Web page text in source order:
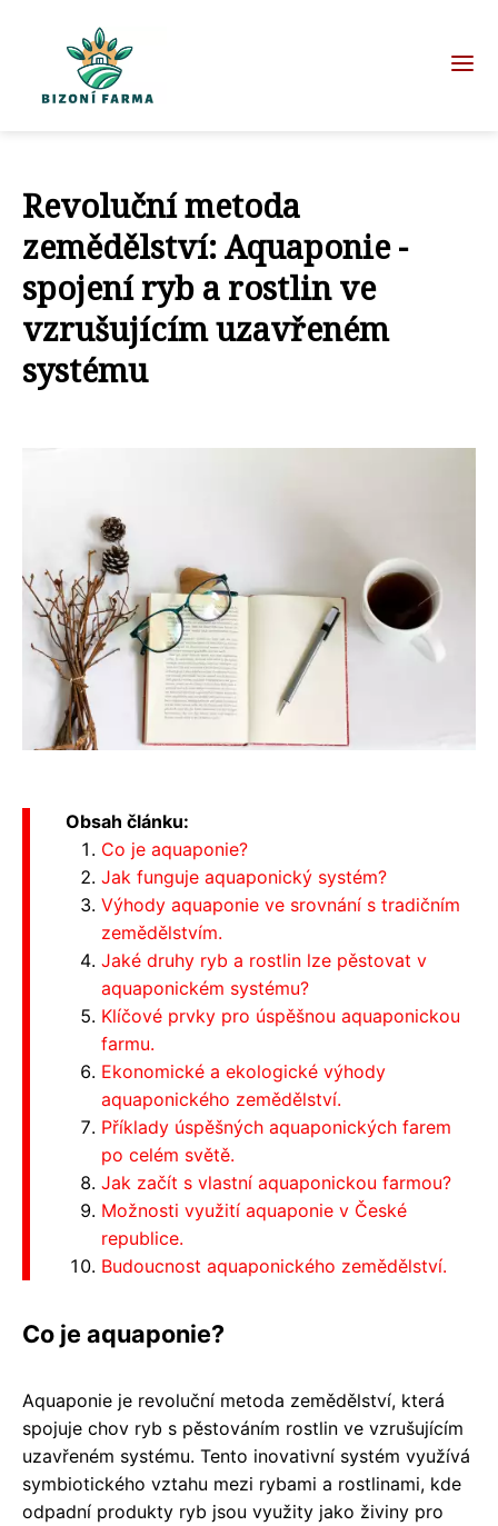
Revoluční metoda
zemědělství: Aquaponie -
spojení ryb a rostlin ve
vzrušujícím uzavřeném
systému
Obsah článku:
Co je aquaponie?
Jak funguje aquaponický systém?
Výhody aquaponie ve srovnání s tradičním
zemědělstvím.
Jaké druhy ryb a rostlin lze pěstovat v
aquaponickém systému?
Klíčové prvky pro úspěšnou aquaponickou
farmu.
Ekonomické a ekologické výhody
aquaponického zemědělství.
Příklady úspěšných aquaponických farem
po celém světě.
Jak začít s vlastní aquaponickou farmou?
Možnosti využití aquaponie v České
republice.
Budoucnost aquaponického zemědělství.
Co je aquaponie?
Aquaponie je revoluční metoda zemědělství, která
spojuje chov ryb s pěstováním rostlin ve vzrušujícím
uzavřeném systému. Tento inovativní systém využívá
symbiotického vztahu mezi rybami a rostlinami, kde
odpadní produkty ryb jsou využity jako živiny pro